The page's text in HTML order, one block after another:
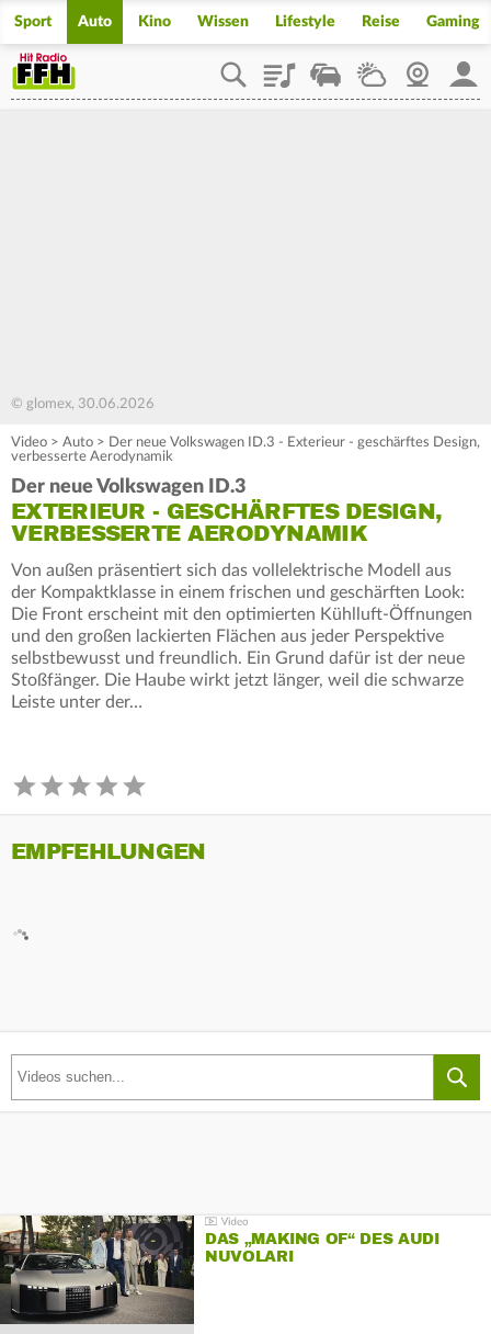
Sport Auto Kino Wissen Lifestyle Reise Gaming
PlaylistStaupilotWetterWebcam
© glomex, 30.06.2026
Video > Auto > Der neue Volkswagen ID.3 - Exterieur - geschärftes Design,
verbesserte Aerodynamik
Der neue Volkswagen ID.3
EXTERIEUR - GESCHÄRFTES DESIGN,
VERBESSERTE AERODYNAMIK
Von außen präsentiert sich das vollelektrische Modell aus
der Kompaktklasse in einem frischen und geschärften Look:
Die Front erscheint mit den optimierten Kühlluft-Öffnungen
und den großen lackierten Flächen aus jeder Perspektive
selbstbewusst und freundlich. Ein Grund dafür ist der neue
Stoßfänger. Die Haube wirkt jetzt länger, weil die schwarze
Leiste unter der…
EMPFEHLUNGEN
DAS „MAKING OF“ DES AUDI
NUVOLARI